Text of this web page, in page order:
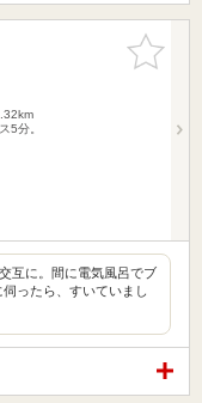
お気に入
りに追加
5分。
互に。間に電気風呂でブ
ったら、すいていまし